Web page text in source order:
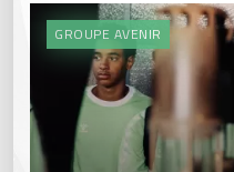
GROUPE AVENIR